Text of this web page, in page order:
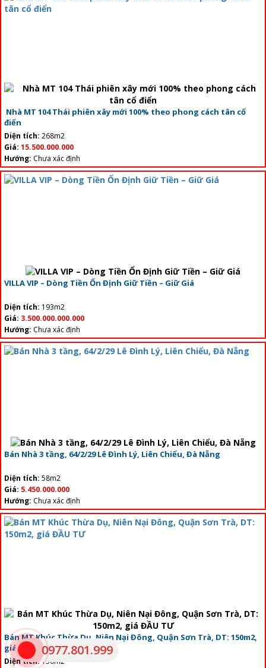
Nhà MT 104 Thái phiên xây mới 100% theo phong cách tân cổ
điển
Diện tích: 268m2
Giá: 15.500.000.000
Hướng: Chưa xác định
VILLA VIP – Dòng Tiền Ổn Định Giữ Tiền – Giữ Giá
Diện tích: 193m2
Giá: 3.500.000.000.000
Hướng: Chưa xác định
Bán Nhà 3 tầng, 64/2/29 Lê Đình Lý, Liên Chiểu, Đà Nẵng
Diện tích: 58m2
Giá: 5.450.000.000
Hướng: Chưa xác định
Bán MT Khúc Thừa Dụ, Niên Nại Đông, Quận Sơn Trà, DT: 150m2,
giá ĐẦU TƯ
Diện tích:150m2
0977.801.999